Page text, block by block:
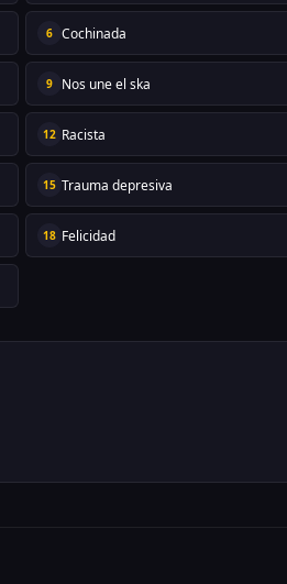
6 Cochinada
9 Nos une el ska
12 Racista
15 Trauma depresiva
18 Felicidad